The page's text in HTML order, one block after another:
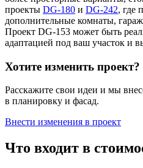
проекты DG-180 и DG-242, где
дополнительные комнаты,
Проект DG-153 может быть
адаптацией под ваш участок и
Хотите изменить проект?
Расскажите свои идеи и мы
в планировку и фасад.
Внести изменения в проект
Что входит в